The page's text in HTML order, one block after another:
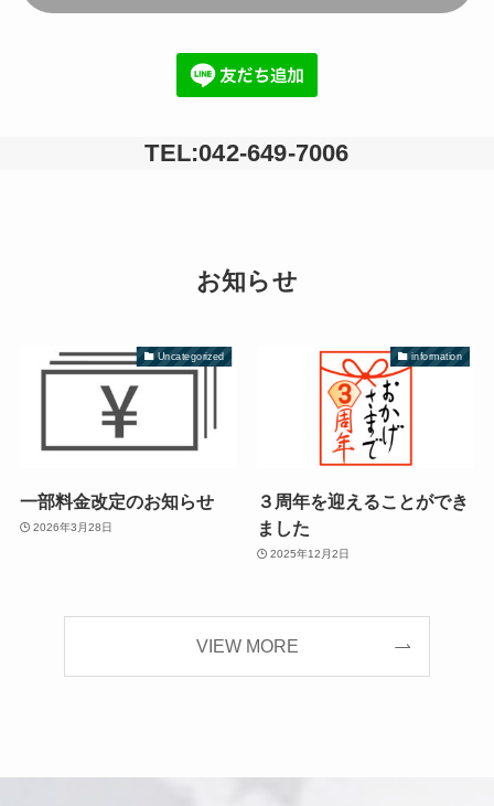
TEL:042-649-7006
お知らせ
Uncategorized
一部料金改定のお知らせ
2026年3月28日
information
３周年を迎えることができ
ました
2025年12月2日
VIEW MORE